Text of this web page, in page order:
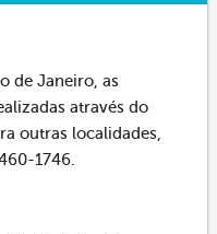
de Janeiro, as
através do
outras localidades,
1746.